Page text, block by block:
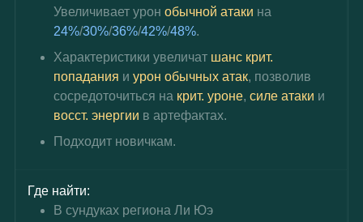
Увеличивает урон обычной атаки на
24%/30%/36%/42%/48%.
Характеристики увеличат шанс крит.
попадания и урон обычных атак, позволив
сосредоточиться на крит. уроне, силе атаки и
восст. энергии в артефактах.
Подходит новичкам.
Где найти:
В сундуках региона Ли Юэ